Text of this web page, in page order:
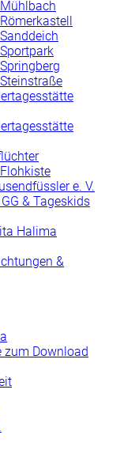
e. V.
& Tageskids
Halima
&
zum Download